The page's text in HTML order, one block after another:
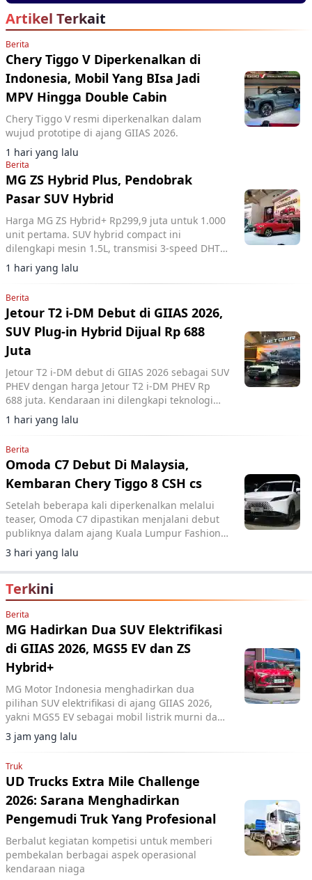
Artikel Terkait
Berita
Chery Tiggo V Diperkenalkan di
Indonesia, Mobil Yang BIsa Jadi
MPV Hingga Double Cabin
Chery Tiggo V resmi diperkenalkan dalam
wujud prototipe di ajang GIIAS 2026.
1 hari yang lalu
Berita
MG ZS Hybrid Plus, Pendobrak
Pasar SUV Hybrid
Harga MG ZS Hybrid+ Rp299,9 juta untuk 1.000
unit pertama. SUV hybrid compact ini
dilengkapi mesin 1.5L, transmisi 3-speed DHT,
dan fitur ADAS lengkap.
1 hari yang lalu
Berita
Jetour T2 i-DM Debut di GIIAS 2026,
SUV Plug-in Hybrid Dijual Rp 688
Juta
Jetour T2 i-DM debut di GIIAS 2026 sebagai SUV
PHEV dengan harga Jetour T2 i-DM PHEV Rp
688 juta. Kendaraan ini dilengkapi teknologi
Intelligent Dual Mode dan jarak tempuh lebih
dari 1.000 km.
1 hari yang lalu
Berita
Omoda C7 Debut Di Malaysia,
Kembaran Chery Tiggo 8 CSH cs
Setelah beberapa kali diperkenalkan melalui
teaser, Omoda C7 dipastikan menjalani debut
publiknya dalam ajang Kuala Lumpur Fashion
Week (KLFW) 2026.
3 hari yang lalu
Terkini
Berita
MG Hadirkan Dua SUV Elektrifikasi
di GIIAS 2026, MGS5 EV dan ZS
Hybrid+
MG Motor Indonesia menghadirkan dua
pilihan SUV elektrifikasi di ajang GIIAS 2026,
yakni MGS5 EV sebagai mobil listrik murni dan
MG ZS Hybrid+ yang mengusung teknologi full
hybrid.
3 jam yang lalu
Truk
UD Trucks Extra Mile Challenge
2026: Sarana Menghadirkan
Pengemudi Truk Yang Profesional
Berbalut kegiatan kompetisi untuk memberi
pembekalan berbagai aspek operasional
kendaraan niaga